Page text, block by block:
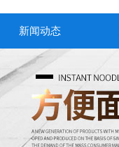
新闻动态